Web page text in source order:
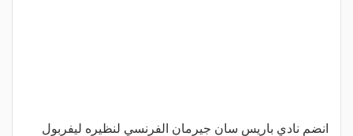
انضم نادي باريس سان جيرمان الفرنسي لنظيره ليفربول